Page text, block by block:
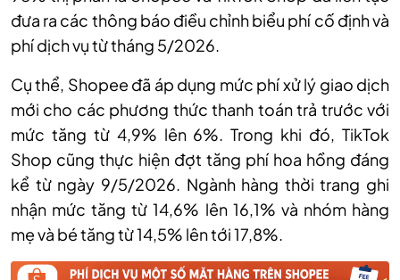
đưa ra các thông báo điều chỉnh biểu phí cố định và
phí dịch vụ từ tháng 5/2026.
Cụ thể, Shopee đã áp dụng mức phí xử lý giao dịch
mới cho các phương thức thanh toán trả trước với
mức tăng từ 4,9% lên 6%. Trong khi đó, TikTok
Shop cũng thực hiện đợt tăng phí hoa hồng đáng
kể từ ngày 9/5/2026. Ngành hàng thời trang ghi
nhận mức tăng từ 14,6% lên 16,1% và nhóm hàng
mẹ và bé tăng từ 14,5% lên tới 17,8%.